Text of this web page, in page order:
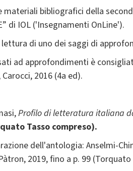
materiali bibliografici della
di IOL ('Insegnamenti OnLine').
di uno dei saggi di
ad approfondimenti è
2016 (4a ed).
Profilo di letteratura italiana
Tasso compreso).
dell'antologia: Anselmi-
2019, fino a p. 99